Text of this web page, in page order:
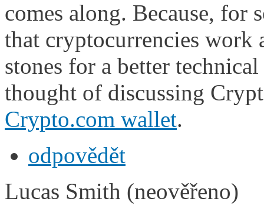
comes along. Because, for
that cryptocurrencies work
stones for a better
thought of discussing
Crypto.com wallet.
odpovědět
Lucas Smith (neověřeno)